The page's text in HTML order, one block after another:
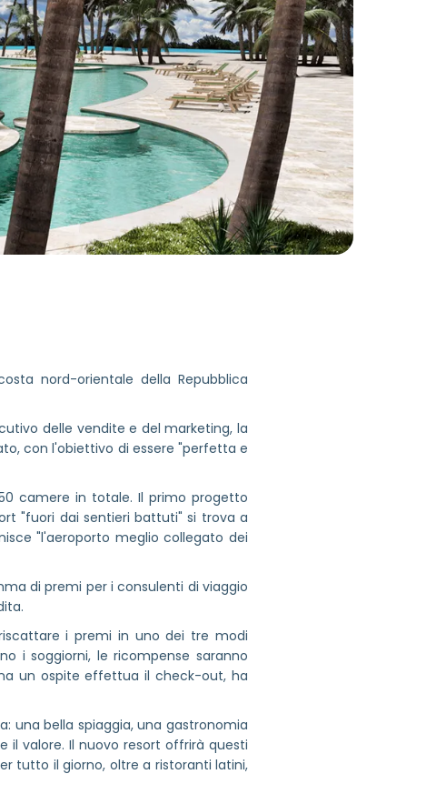
nord-orientale della Repubblica
delle vendite e del marketing, la
con l'obiettivo di essere "perfetta e
camere in totale. Il primo progetto
"fuori dai sentieri battuti" si trova a
"l'aeroporto meglio collegato dei
di premi per i consulenti di viaggio
i premi in uno dei tre modi
i soggiorni, le ricompense saranno
un ospite effettua il check-out, ha
una bella spiaggia, una gastronomia
valore. Il nuovo resort offrirà questi
tutto il giorno, oltre a ristoranti latini,